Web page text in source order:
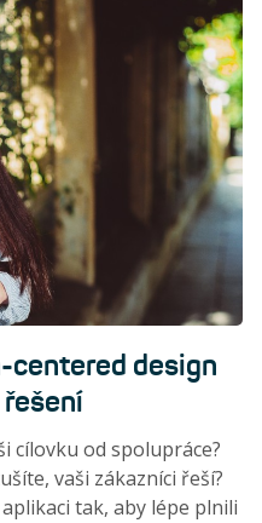
centered design
cílovku od spolupráce?
vaši zákazníci řeší?
tak, aby lépe plnili